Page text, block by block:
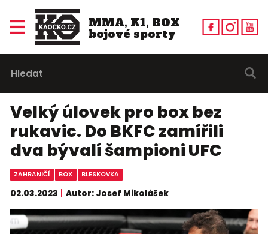
MMA, K1, BOX
bojové sporty
Velký úlovek pro box bez
rukavic. Do BKFC zamířili
dva bývalí šampioni UFC
ZAHRANIČÍ BOX BLESKOVKA
02.03.2023 Autor: Josef Mikolášek